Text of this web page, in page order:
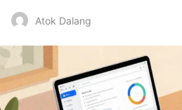
Atok Dalang